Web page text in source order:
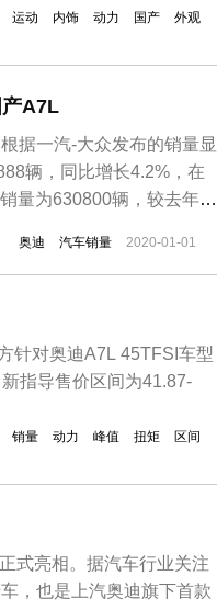
运动 内饰 动力 国产
外观
A7L
据一汽-大众发布的销量显
辆，同比增长4.2%，在
量为630800辆，较去年同
辆，奔驰品牌的...
奥迪 汽车销量 2020-01-01
针对奥迪A7L 45TFSI车型
指导售价区间为41.87-
销量 动力 峰值 扭矩
区间
式亮相。据汽车行业关注
，也是上汽奥迪旗下首款